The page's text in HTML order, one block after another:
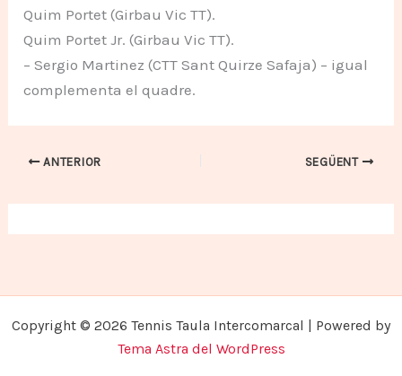
Quim Portet (Girbau Vic TT).
Quim Portet Jr. (Girbau Vic TT).
– Sergio Martinez (CTT Sant Quirze Safaja) – igual
complementa el quadre.
ANTERIOR SEGÜENT
Copyright © 2026 Tennis Taula Intercomarcal | Powered by
Tema Astra del WordPress